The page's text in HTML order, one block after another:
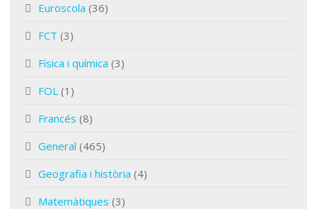
Euroscola (36)
FCT (3)
Física i química (3)
FOL (1)
Francés (8)
General (465)
Geografia i història (4)
Matemàtiques (3)